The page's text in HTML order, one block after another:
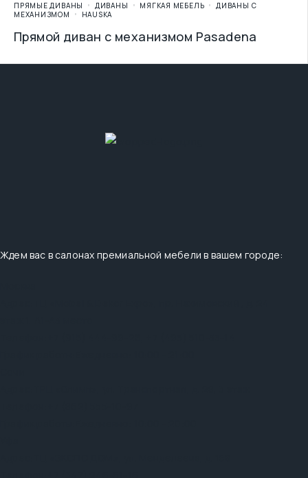
ПРЯМЫЕ ДИВАНЫ ДИВАНЫ МЯГКАЯ МЕБЕЛЬ
ДИВАНЫ С
МЕХАНИЗМОМ
HAUSKA
Прямой диван с механизмом Pasadena
Ждем вас в салонах премиальной мебели в вашем городе: